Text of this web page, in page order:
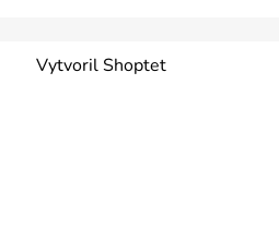
Vytvoril Shoptet